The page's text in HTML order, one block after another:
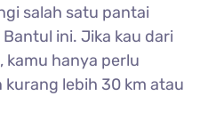
salah satu pantai
ini. Jika kau dari
kamu hanya perlu
lebih 30 km atau